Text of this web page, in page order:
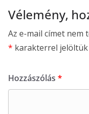
Vélemény,
Az e-mail címet nem
* karakterrel jelöltük
Hozzászólás *